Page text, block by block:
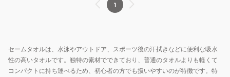
1
セームタオルは、水泳やアウトドア、スポーツ後の汗拭きなどに便利な吸水
性の高いタオルです。独特の素材でできており、普通のタオルよりも軽くて
コンパクトに持ち運べるため、初心者の方でも扱いやすいのが特徴です。特